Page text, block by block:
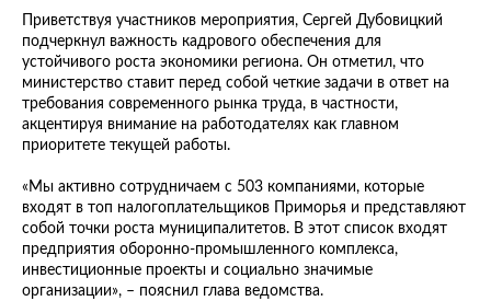
Приветствуя участников мероприятия, Сергей Дубовицкий
подчеркнул важность кадрового обеспечения для
устойчивого роста экономики региона. Он отметил, что
министерство ставит перед собой четкие задачи в ответ на
требования современного рынка труда, в частности,
акцентируя внимание на работодателях как главном
приоритете текущей работы.
«Мы активно сотрудничаем с 503 компаниями, которые
входят в топ налогоплательщиков Приморья и представляют
собой точки роста муниципалитетов. В этот список входят
предприятия оборонно-промышленного комплекса,
инвестиционные проекты и социально значимые
организации», – пояснил глава ведомства.